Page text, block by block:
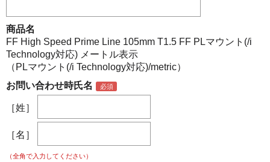
商品名
FF High Speed Prime Line 105mm T1.5 FF PLマウント(/i
Technology対応) メートル表示
（PLマウント(/i Technology対応)/metric）
お問い合わせ時氏名
［姓］
［名］
（全角で入力してください）